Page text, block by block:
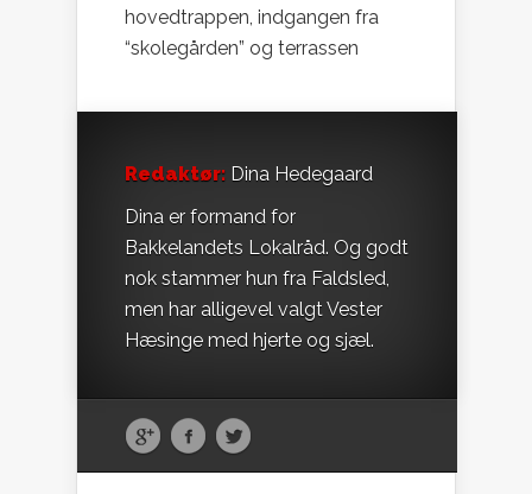
hovedtrappen, indgangen fra
“skolegården” og terrassen
Redaktør: Dina Hedegaard
Dina er formand for
Bakkelandets Lokalråd. Og godt
nok stammer hun fra Faldsled,
men har alligevel valgt Vester
Hæsinge med hjerte og sjæl.